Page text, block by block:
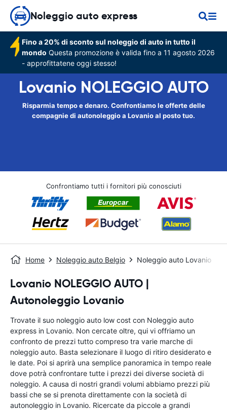
Noleggio auto express
Fino a 20% di sconto sul noleggio di auto in tutto il
mondo Questa promozione è valida fino a 11 agosto 2026
- approfittatene oggi stesso!
Lovanio NOLEGGIO AUTO
Risparmia tempo e denaro. Confrontiamo le offerte delle
compagnie di autonoleggio a Lovanio al posto tuo.
Confrontiamo tutti i fornitori più conosciuti
Home Noleggio auto Belgio Noleggio auto Lovanio
Lovanio NOLEGGIO AUTO |
Autonoleggio Lovanio
Trovate il suo noleggio auto low cost con Noleggio auto
express in Lovanio. Non cercate oltre, qui vi offriamo un
confronto de prezzi tutto compreso tra varie marche di
noleggio auto. Basta selezionare il luogo di ritiro desiderato e
le date. Poi si aprirà una semplice panoramica in tempo reale
dove potrà confrontare tutte i prezzi dei diverse società di
noleggio. A causa di nostri grandi volumi abbiamo prezzi più
bassi che se si prenota direttamente con la società di
autonoleggio in Lovanio. Ricercate da piccole a grandi